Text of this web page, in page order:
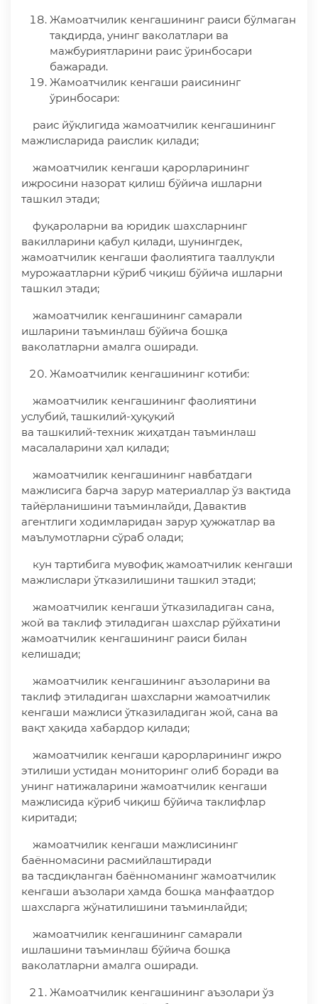
Жамоатчилик кенгашининг раиси бўлмаган
тақдирда, унинг ваколатлари ва
мажбуриятларини раис ўринбосари
бажаради.
Жамоатчилик кенгаши раисининг
ўринбосари:
раис йўқлигида жамоатчилик кенгашининг
мажлисларида раислик қилади;
жамоатчилик кенгаши қарорларининг
ижросини назорат қилиш бўйича ишларни
ташкил этади;
фуқароларни ва юридик шахсларнинг
вакилларини қабул қилади, шунингдек,
жамоатчилик кенгаши фаолиятига тааллуқли
мурожаатларни кўриб чиқиш бўйича ишларни
ташкил этади;
жамоатчилик кенгашининг самарали
ишларини таъминлаш бўйича бошқа
ваколатларни амалга оширади.
Жамоатчилик кенгашининг котиби:
жамоатчилик кенгашининг фаолиятини
услубий, ташкилий-ҳуқуқий
ва ташкилий-техник жиҳатдан таъминлаш
масалаларини ҳал қилади;
жамоатчилик кенгашининг навбатдаги
мажлисига барча зарур материаллар ўз вақтида
тайёрланишини таъминлайди, Давактив
агентлиги ходимларидан зарур ҳужжатлар ва
маълумотларни сўраб олади;
кун тартибига мувофиқ жамоатчилик кенгаши
мажлислари ўтказилишини ташкил этади;
жамоатчилик кенгаши ўтказиладиган сана,
жой ва таклиф этиладиган шахслар рўйхатини
жамоатчилик кенгашининг раиси билан
келишади;
жамоатчилик кенгашининг аъзоларини ва
таклиф этиладиган шахсларни жамоатчилик
кенгаши мажлиси ўтказиладиган жой, сана ва
вақт ҳақида хабардор қилади;
жамоатчилик кенгаши қарорларининг ижро
этилиши устидан мониторинг олиб боради ва
унинг натижаларини жамоатчилик кенгаши
мажлисида кўриб чиқиш бўйича таклифлар
киритади;
жамоатчилик кенгаши мажлисининг
баённомасини расмийлаштиради
ва тасдиқланган баённоманинг жамоатчилик
кенгаши аъзолари ҳамда бошқа манфаатдор
шахсларга жўнатилишини таъминлайди;
жамоатчилик кенгашининг самарали
ишлашини таъминлаш бўйича бошқа
ваколатларни амалга оширади.
Жамоатчилик кенгашининг аъзолари ўз